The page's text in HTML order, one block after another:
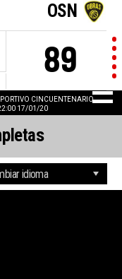
OSN
89
CINCUENTENARIO
17/01/20